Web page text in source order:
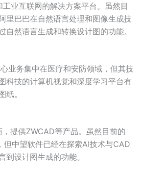
业互联网的解决方案平台。虽然目
里巴巴在自然语言处理和图像生成技
然语言生成和转换设计图的功能。
业务集中在医疗和安防领域，但其技
科技的计算机视觉和深度学习平台有
。
提供ZWCAD等产品。虽然目前的
中望软件已经在探索AI技术与CAD
设计图生成的功能。